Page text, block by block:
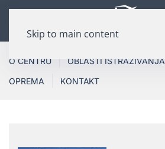
Skip to main content
O CENTRU OBLASTI ISTRAŽIVANJA
OPREMA
KONTAKT